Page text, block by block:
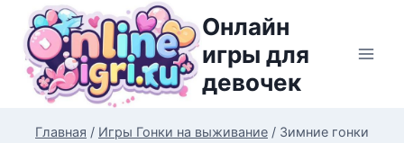
Перейти
содержимому
Онлайн
игры для
девочек
Главная / Игры Гонки на выживание / Зимние гонки